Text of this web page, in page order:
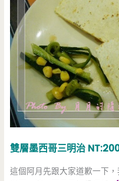
雙層墨西哥三明治
這個阿月先跟大家道歉一下